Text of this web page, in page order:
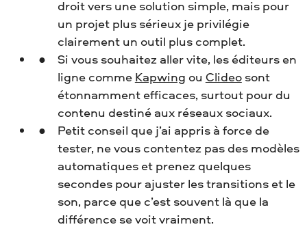
droit vers une solution simple, mais pour
un projet plus sérieux je privilégie
clairement un outil plus complet.
Si vous souhaitez aller vite, les éditeurs en
ligne comme Kapwing ou Clideosont
étonnamment efficaces, surtout pour du
contenu destiné aux réseaux sociaux.
Petit conseil que j’ai appris à force de
tester, ne vous contentez pas des modèles
automatiques et prenez quelques
secondes pour ajuster les transitions et le
son, parce que c’est souvent là que la
différence se voit vraiment.